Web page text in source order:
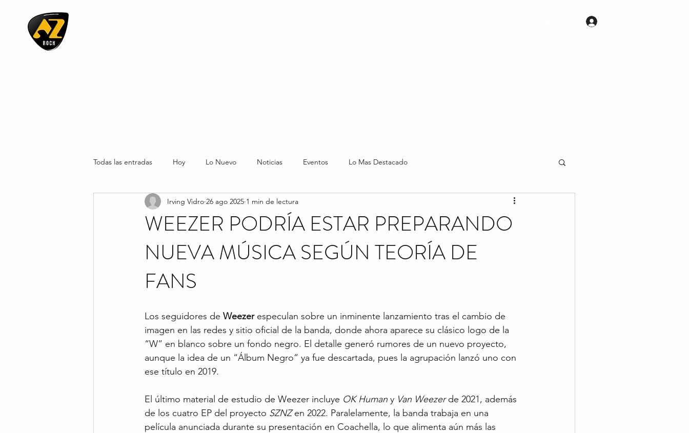
Todas las entradas Hoy Lo Nuevo Noticias Eventos Lo Mas Destacado
WEEZER PODRÍA ESTAR PREPARANDO
NUEVA MÚSICA SEGÚN TEORÍA DE
FANS
Irving Vidro 26 ago 2025 1 min de lectura
Los seguidores de Weezer especulan sobre un inminente lanzamiento tras el cambio de
imagen en las redes y sitio oficial de la banda, donde ahora aparece su clásico logo de la
“W” en blanco sobre un fondo negro. El detalle generó rumores de un nuevo proyecto,
aunque la idea de un “Álbum Negro” ya fue descartada, pues la agrupación lanzó uno con
ese título en 2019.
El último material de estudio de Weezer incluye OK Human y Van Weezer de 2021, además
de los cuatro EP del proyecto SZNZ en 2022. Paralelamente, la banda trabaja en una
película anunciada durante su presentación en Coachella, lo que alimenta aún más las